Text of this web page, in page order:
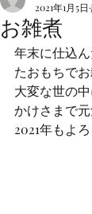
お雑煮
2021年1月5日
年末に仕込
たおもちで
大変な世の
かけさまで元
2021年もよ